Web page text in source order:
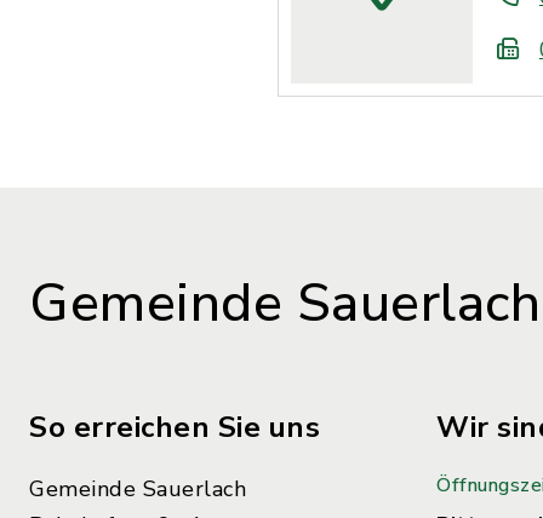
Gemeinde Sauerlach
So erreichen Sie uns
Gemeinde Sauerlach
Wir